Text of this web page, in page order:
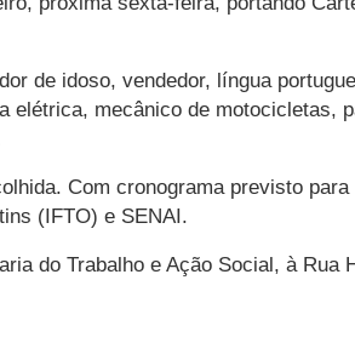
de idoso, vendedor, língua
mecânico de motocicletas,
Com cronograma previsto
(IFTO) e SENAI.
do Trabalho e Ação Social, à Rua